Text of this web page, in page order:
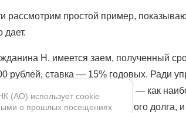
рассмотрим простой пример,
дает.
Н. имеется заем, полученный
рублей, ставка — 15% годовых. Ради
форма платежей — как
на уменьшение основного долга,
(АО) использует cookie
о прошлых посещениях